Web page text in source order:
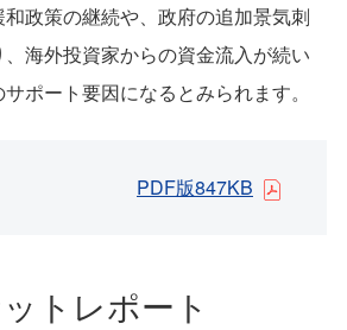
和政策の継続や、政府の追加景気刺
海外投資家からの資金流入が続い
ポート要因になるとみられます。
PDF版847KB
トレポート